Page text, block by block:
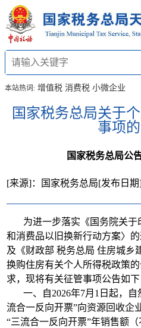
本站热词: 增值税 消费税 小微企业
国家税务总局关于
事项
国家税务总局公
[发布日期
[来源]：国家税务总局
为进一步落实《国务院关于
和消费品以旧换新行动方案〉的
及《财政部 税务总局 住房城乡
换购住房有关个人所得税政策
求，现将有关征管事项公告如下
一、自2026年7月1日起，自
流合一反向开票”向资源回收企
“三流合一反向开票”年销售额